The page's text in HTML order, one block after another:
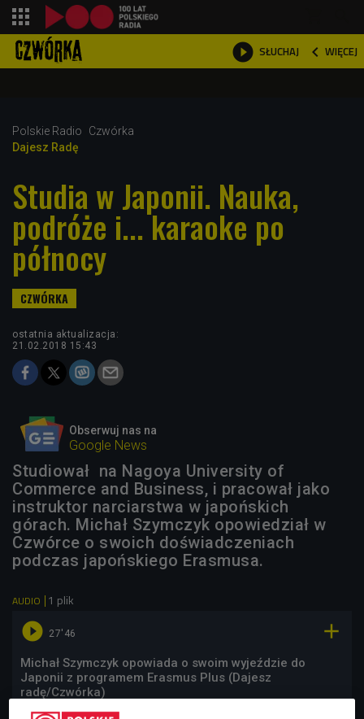
 SŁUCHAJ  WIĘCEJ

Polskie Radio
Czwórka
Dajesz Radę
Studia w Japonii. Nauka,
podróże i... karaoke po
północy
ostatnia aktualizacja:
21.02.2018 15:43
Obserwuj nas na
Google News
Studiował na Nagoya University of
Commerce and Business, i pracował jako
instruktor narciarstwa w japońskich
górach. Michał Szymczyk opowiedział w
Czwórce o swoich doświadczeniach
podczas japońskiego Erasmusa.
AUDIO 1 plik
 27'46 
Michał Szymczyk opowiada o swoim wyjeździe do
Japonii z programem Erasmus Plus (Dajesz
radę/Czwórka)